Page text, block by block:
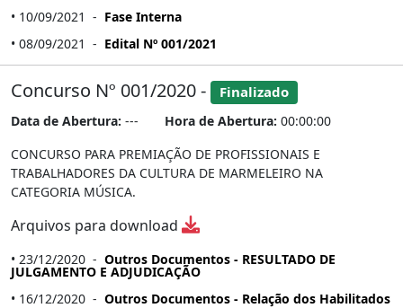
• 10/09/2021 - Fase Interna
• 08/09/2021 - Edital Nº 001/2021
Concurso Nº 001/2020 - Finalizado
Data de Abertura: --- Hora de Abertura: 00:00:00
CONCURSO PARA PREMIAÇÃO DE PROFISSIONAIS E
TRABALHADORES DA CULTURA DE MARMELEIRO NA
CATEGORIA MÚSICA.
Arquivos para download
• 23/12/2020 - Outros Documentos - RESULTADO DE
JULGAMENTO E ADJUDICAÇÃO
• 16/12/2020 - Outros Documentos - Relação dos Habilitados